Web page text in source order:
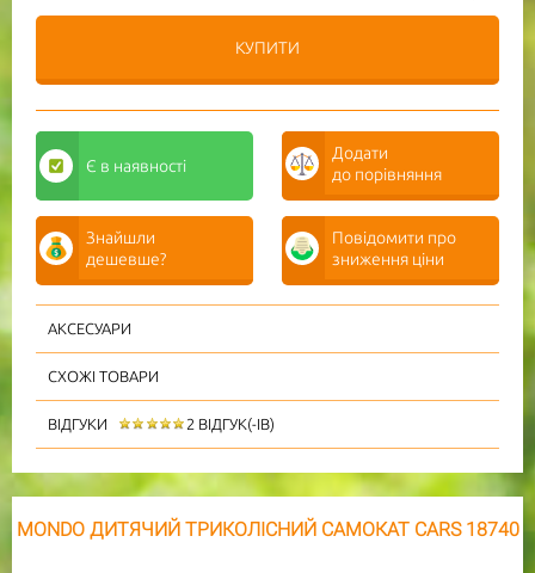
Є в наявності
Додати
до порівняння
Знайшли
дешевше?
Повідомити про
зниження ціни
АКСЕСУАРИ
СХОЖІ ТОВАРИ
ВІДГУКИ 2 ВІДГУК(-ІВ)
MONDO ДИТЯЧИЙ ТРИКОЛІСНИЙ САМОКАТ CARS 18740